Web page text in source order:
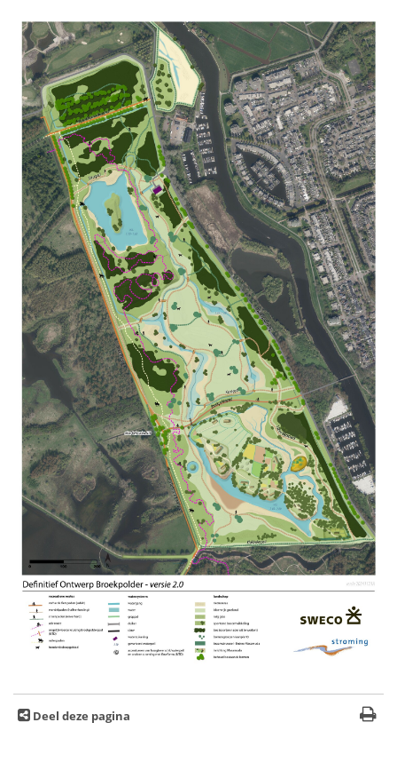
Deel deze pagina